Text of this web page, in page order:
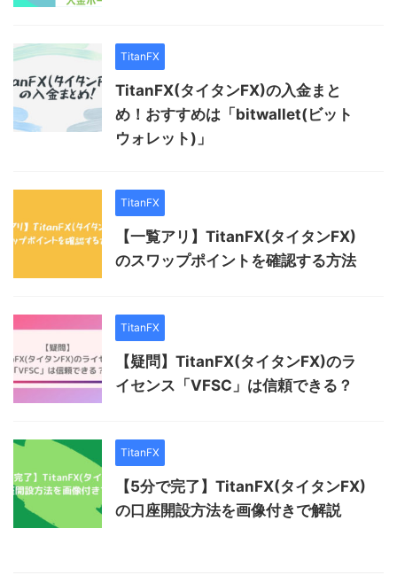
TitanFX
TitanFX(タイタンFX)の入金まと
め！おすすめは「bitwallet(ビット
ウォレット)」
TitanFX
【一覧アリ】TitanFX(タイタンFX)
のスワップポイントを確認する方法
TitanFX
【疑問】TitanFX(タイタンFX)のラ
イセンス「VFSC」は信頼できる？
TitanFX
【5分で完了】TitanFX(タイタンFX)
の口座開設方法を画像付きで解説